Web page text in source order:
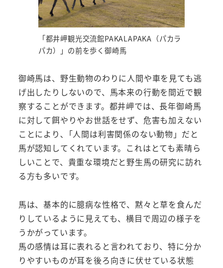
「都井岬観光交流館PAKALAPAKA（パカラ
パカ）」の前を歩く御崎馬
御崎馬は、野生動物のわりに人間や車を見ても逃
げ出したりしないので、馬本来の行動を間近で観
察することができます。都井岬では、長年御崎馬
に対して餌やりやお世話をせず、危害も加えない
ことにより､「人間は利害関係のない動物」だと
馬が認知してくれています。これはとても素晴ら
しいことで、貴重な環境だと野生馬の研究に訪れ
る方も多いです。
馬は、基本的に臆病な性格で、黙々と草を食んだ
りしているように見えても、横目で周辺の様子を
うかがっています。
馬の感情は耳に表れると言われており、特に分か
りやすいものが耳を後ろ向きに伏せている状態